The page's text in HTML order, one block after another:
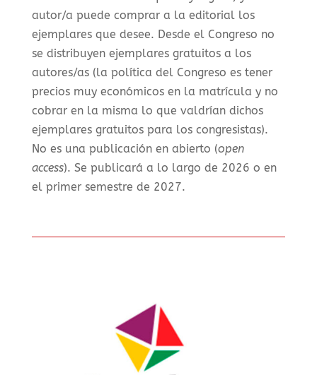
autor/a puede comprar a la editorial los
ejemplares que desee. Desde el Congreso no
se distribuyen ejemplares gratuitos a los
autores/as (la política del Congreso es tener
precios muy económicos en la matrícula y no
cobrar en la misma lo que valdrían dichos
ejemplares gratuitos para los congresistas).
No es una publicación en abierto (open
access). Se publicará a lo largo de 2026 o en
el primer semestre de 2027.